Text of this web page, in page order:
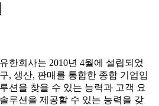
한회사는 2010년 4월에 설립되었
, 생산, 판매를 통합한 종합 기업입
션을 찾을 수 있는 능력과 고객 요
루션을 제공할 수 있는 능력을 갖